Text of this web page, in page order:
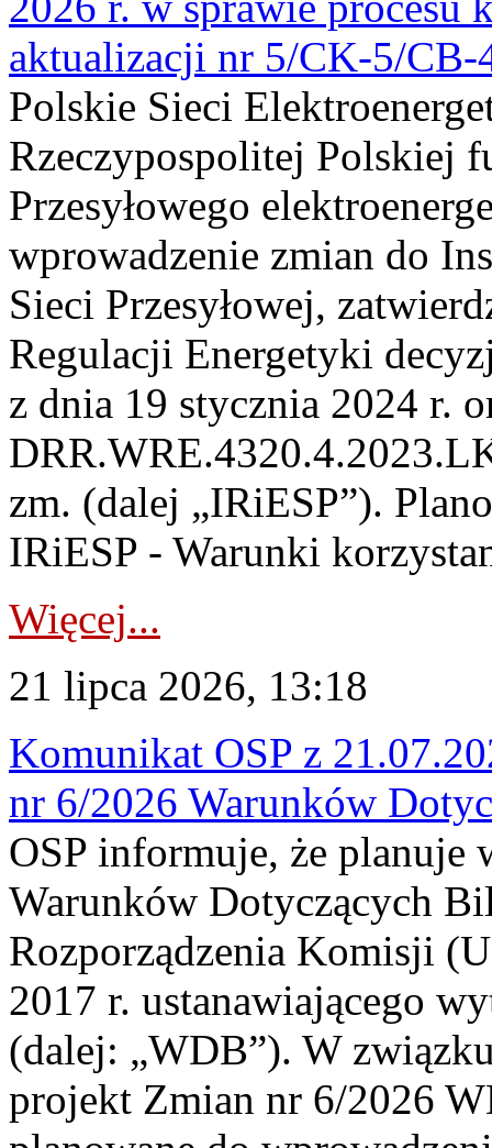
aktualizacji nr 5/CK-5/CB-
Polskie Sieci
Rzeczypospolitej Polskiej
Przesyłowego
wprowadzenie zmian do
Sieci Przesyłowej,
Regulacji Energetyki
z dnia 19 stycznia 2024 r.
zm. (dalej „IRiESP”).
IRiESP - Warunki
Więcej...
21 lipca 2026, 13:18
Komunikat OSP z
nr 6/2026 Warunków
OSP informuje, że planuje
Warunków Dotyczących
Rozporządzenia Komisji
2017 r. ustanawiającego
(dalej: „WDB”). W
projekt Zmian nr 6/2026